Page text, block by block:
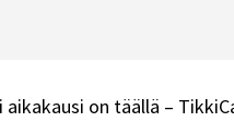
aikakausi on täällä –